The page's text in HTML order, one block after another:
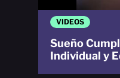
VIDEOS
Sueño
Individual y